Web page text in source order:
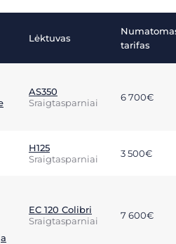
Lėktuvas
tarifas
AS350
Sraigtasparniai
6 700€
H125
Sraigtasparniai
3 500€
EC 120 Colibri
Sraigtasparniai
7 600€